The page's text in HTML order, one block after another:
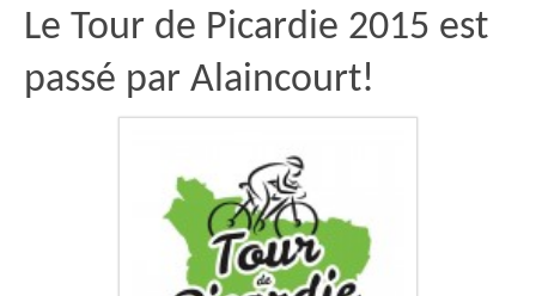
Le Tour de Picardie 2015 est
passé par Alaincourt!